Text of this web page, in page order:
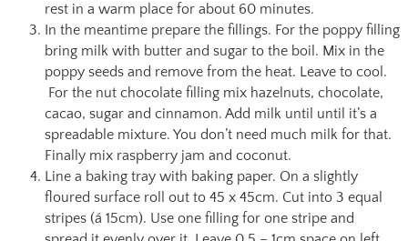
rest in a warm place for about 60 minutes.
In the meantime prepare the fillings. For the poppy filling
bring milk with butter and sugar to the boil. Mix in the
poppy seeds and remove from the heat. Leave to cool.
For the nut chocolate filling mix hazelnuts, chocolate,
cacao, sugar and cinnamon. Add milk until until it’s a
spreadable mixture. You don’t need much milk for that.
Finally mix raspberry jam and coconut.
Line a baking tray with baking paper. On a slightly
floured surface roll out to 45 x 45cm. Cut into 3 equal
stripes (á 15cm). Use one filling for one stripe and